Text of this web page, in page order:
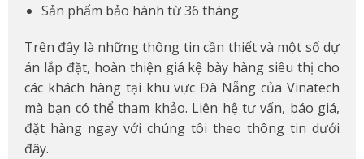
Sản phẩm bảo hành từ 36 tháng
Trên đây là những thông tin cần thiết và một số dự
án lắp đặt, hoàn thiện giá kệ bày hàng siêu thị cho
các khách hàng tại khu vực Đà Nẵng của Vinatech
mà bạn có thể tham khảo. Liên hệ tư vấn, báo giá,
đặt hàng ngay với chúng tôi theo thông tin dưới
đây.